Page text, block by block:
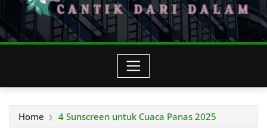
Home 4 Sunscreen untuk Cuaca Panas 2025